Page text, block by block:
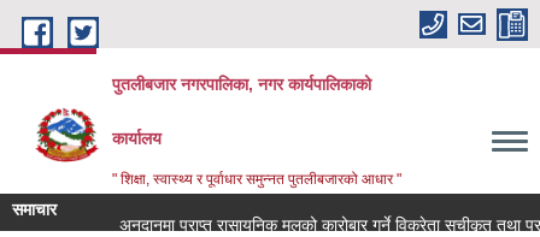
Skip to main content
पुतलीबजार नगरपालिका, नगर कार्यपालिकाको
कार्यालय
" शिक्षा, स्वास्थ्य र पूर्वाधार समुन्नत पुतलीबजारको आधार "
समाचार
अनुदानमा प्राप्त रासायनिक मलको कारोबार गर्ने विक्रेता सूचीकृत तथा